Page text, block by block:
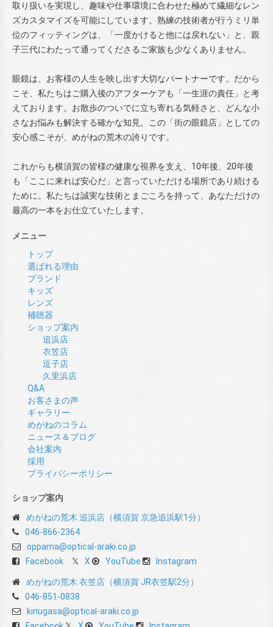
取り扱いを実現し、趣味や仕事環境に合わせた極めて繊細なレン
ズカスタマイズを可能にしています。熟練の技術者が行うミリ単
位のフィッティングは、「一度かけると他には戻れない」と、親
子三代にわたって通ってくださるご家族も少なくありません。
眼鏡は、お客様の人生を映し出す大切なパートナーです。だから
こそ、私たちはご購入後のアフターケアも「一生涯の責任」と考
えております。お散歩のついでに立ち寄れる気軽さと、どんな小
さなお悩みも解決する確かな知見。この「街の眼鏡店」としての
安心感こそが、めがねの荒木の誇りです。
これからも横須賀の皆様の健康な視界を支え、10年後、20年後
も「ここに来れば安心だ」と言っていただける場所であり続ける
ために。私たちは誠実な技術とまごころを持って、あなただけの
最高の一本をお仕立ていたします。
メニュー
トップ
選ばれる理由
ブランド
キッズ
レンズ
補聴器
ショップ案内
追浜店
衣笠店
逗子店
久里浜店
Q&A
お客さまの声
ギャラリー
めがねのコラム
ニュース＆ブログ
会社案内
採用
プライバシーポリシー
ショップ案内
めがねの荒木 追浜店（横須賀 京急追浜駅1分）
046-866-2364
oppama@optical-araki.co.jp
Facebook
X YouTube Instagram
めがねの荒木 衣笠店（横須賀 JR衣笠駅2分）
046-851-0838
kinugasa@optical-araki.co.jp